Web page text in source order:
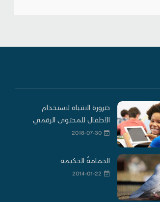
ضرورة الانتباه لاستخدام
الأطفال للمحتوى الرقمي
2018-07-30
الحمامةُ الحكيمة
2014-01-22